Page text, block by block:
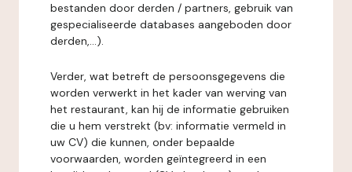
bestanden door derden / partners, gebruik van
gespecialiseerde databases aangeboden door
derden,...).
Verder, wat betreft de persoonsgegevens die
worden verwerkt in het kader van werving van
het restaurant, kan hij de informatie gebruiken
die u hem verstrekt (bv: informatie vermeld in
uw CV) die kunnen, onder bepaalde
voorwaarden, worden geïntegreerd in een